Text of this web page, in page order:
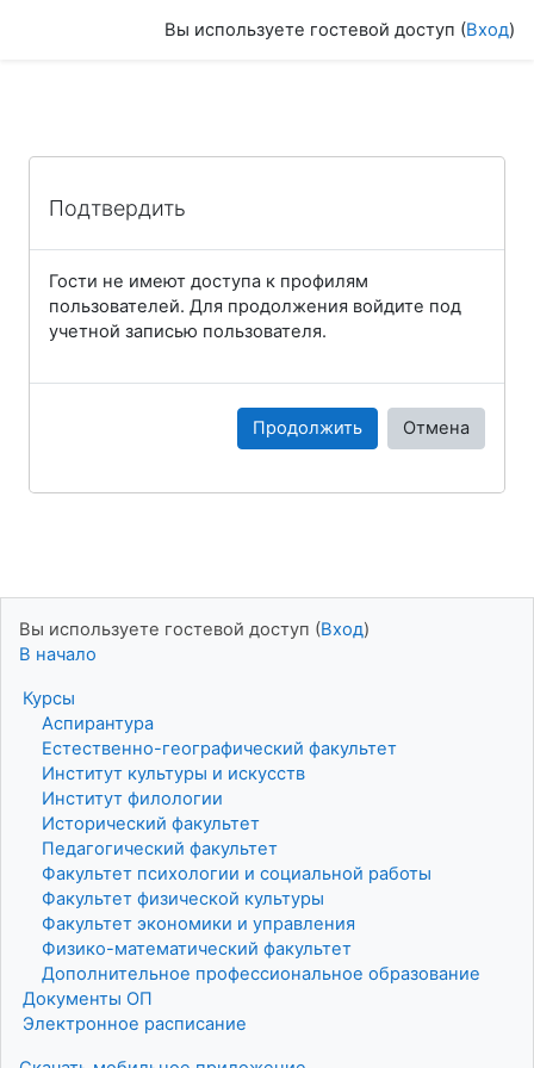
Вы используете гостевой доступ (Вход)
Подтвердить
Гости не имеют доступа к профилям
пользователей. Для продолжения войдите под
учетной записью пользователя.
Продолжить Отмена
Вы используете гостевой доступ (Вход)
В начало
Курсы
Аспирантура
Естественно-географический факультет
Институт культуры и искусств
Институт филологии
Исторический факультет
Педагогический факультет
Факультет психологии и социальной работы
Факультет физической культуры
Факультет экономики и управления
Физико-математический факультет
Дополнительное профессиональное образование
Документы ОП
Электронное расписание